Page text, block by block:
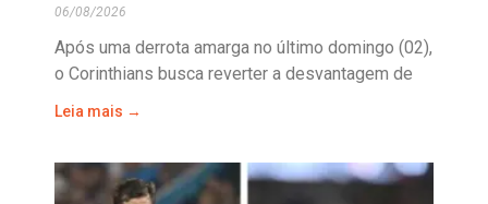
06/08/2026
Após uma derrota amarga no último domingo (02),
o Corinthians busca reverter a desvantagem de
Leia mais →